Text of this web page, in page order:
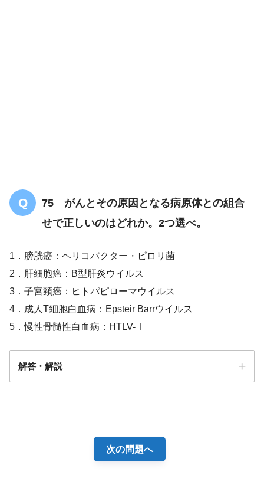
75 がんとその原因となる病原体との組合
せで正しいのはどれか。2つ選べ。
1．膀胱癌：ヘリコバクター・ピロリ菌
2．肝細胞癌：B型肝炎ウイルス
3．子宮頸癌：ヒトパピローマウイルス
4．成人T細胞白血病：Epsteir Barrウイルス
5．慢性骨髄性白血病：HTLV-Ⅰ
解答・解説
次の問題へ